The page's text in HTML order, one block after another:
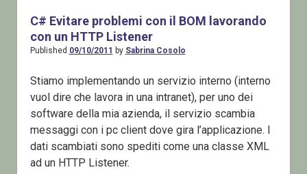
le
librerie
base
C# Evitare problemi con il BOM lavorando
con un HTTP Listener
Published 09/10/2011 by Sabrina Cosolo
Stiamo implementando un servizio interno (interno
vuol dire che lavora in una intranet), per uno dei
software della mia azienda, il servizio scambia
messaggi con i pc client dove gira l’applicazione. I
dati scambiati sono spediti come una classe XML
ad un HTTP Listener.